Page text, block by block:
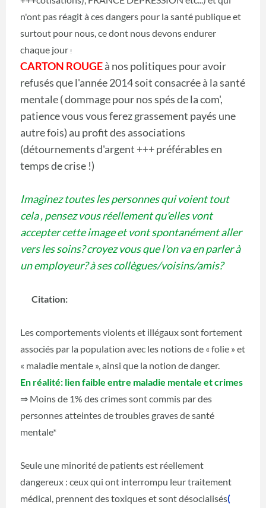
n'ont pas réagit à ces dangers pour la santé publique et
surtout pour nous, ce dont nous devons endurer
chaque jour !
CARTON ROUGEà nos politiques pour avoir
refusés que l'année 2014 soit consacrée à la santé
mentale ( dommage pour nos spés de la com',
patience vous vous ferez grassement payés une
autre fois) au profit des associations
(détournements d'argent +++ préférables en
temps de crise !)
Imaginez toutes les personnes qui voient tout
cela , pensez vous réellement qu'elles vont
accepter cette image et vont spontanément aller
vers les soins? croyez vous que l'on va en parler à
un employeur? à ses collègues/voisins/amis?
Citation:
Les comportements violents et illégaux sont fortement
associés par la population avec les notions de « folie » et
« maladie mentale », ainsi que la notion de danger.
En réalité: lien faible entre maladie mentale et crimes
⇒ Moins de 1% des crimes sont commis par des
personnes atteintes de troubles graves de santé
mentale*
Seule une minorité de patients est réellement
dangereux : ceux qui ont interrompu leur traitement
médical, prennent des toxiques et sont désocialisés(